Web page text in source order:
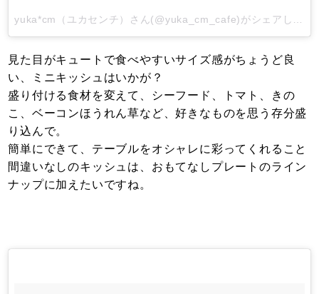
yuka*cm（ユカセンチ） さん(@yuka_cm_cafe)がシェアした投稿 -
見た目がキュートで食べやすいサイズ感がちょうど良
い、ミニキッシュはいかが？
盛り付ける食材を変えて、シーフード、トマト、きの
こ、ベーコンほうれん草など、好きなものを思う存分盛
り込んで。
簡単にできて、テーブルをオシャレに彩ってくれること
間違いなしのキッシュは、おもてなしプレートのライン
ナップに加えたいですね。